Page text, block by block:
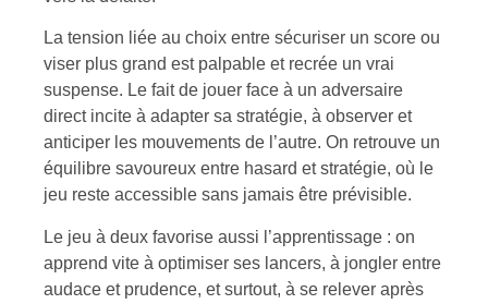
La tension liée au choix entre sécuriser un score ou
viser plus grand est palpable et recrée un vrai
suspense. Le fait de jouer face à un adversaire
direct incite à adapter sa stratégie, à observer et
anticiper les mouvements de l’autre. On retrouve un
équilibre savoureux entre hasard et stratégie, où le
jeu reste accessible sans jamais être prévisible.
Le jeu à deux favorise aussi l’apprentissage : on
apprend vite à optimiser ses lancers, à jongler entre
audace et prudence, et surtout, à se relever après